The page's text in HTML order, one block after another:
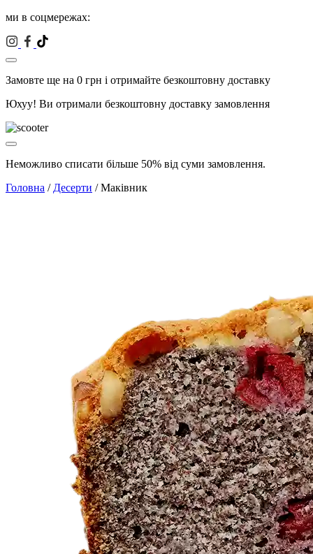
ми в соцмережах:
Замовте ще на 0 грн і отримайте безкоштовну доставку
Юхуу! Ви отримали безкоштовну доставку замовлення
Неможливо списати більше 50% від суми замовлення.
Головна / Десерти / Маківник